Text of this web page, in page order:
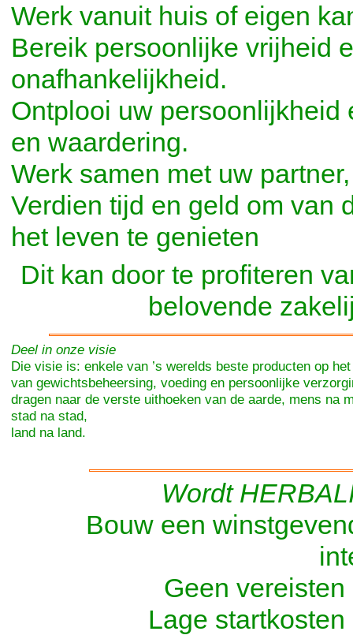
Werk vanuit huis of eigen
Bereik persoonlijke vrijheid
onafhankelijkheid.
Ontplooi uw persoonlijkheid
en waardering.
Werk samen met uw
Verdien tijd en geld om van
het leven te genieten
Dit kan door te profiteren
belovende
Deel in onze visie
Die visie is: enkele van ’s werelds beste producten op
van gewichtsbeheersing, voeding en persoonlijke
dragen naar de verste uithoeken van de aarde, mens na
stad na stad,
land na land.
Wordt
Bouw een
Geen
Lage startkosten